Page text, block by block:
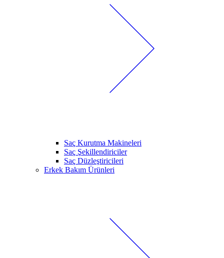
Saç Kurutma Makineleri
Saç Şekillendiriciler
Saç Düzleştiricileri
Erkek Bakım Ürünleri